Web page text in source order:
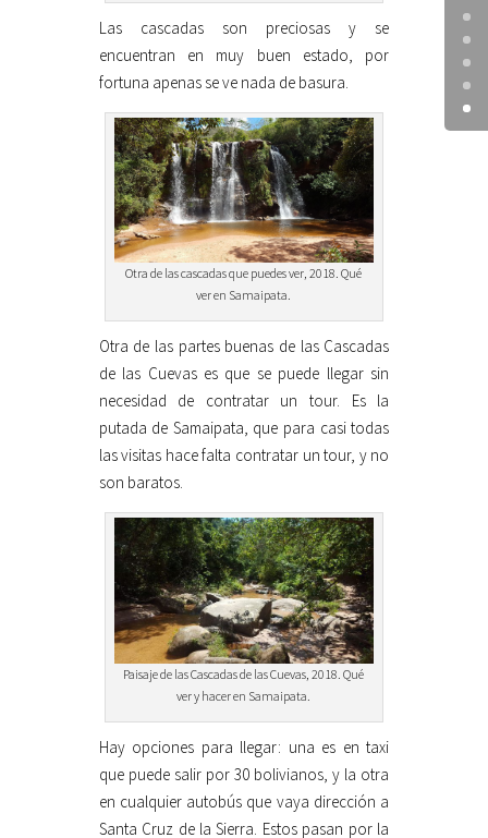
Las cascadas son preciosas y se
encuentran en muy buen estado, por
fortuna apenas se ve nada de basura.
Otra de las cascadas que puedes ver, 2018. Qué
ver en Samaipata.
Otra de las partes buenas de las Cascadas
de las Cuevas es que se puede llegar sin
necesidad de contratar un tour. Es la
putada de Samaipata, que para casi todas
las visitas hace falta contratar un tour, y no
son baratos.
Paisaje de las Cascadas de las Cuevas, 2018. Qué
ver y hacer en Samaipata.
Hay opciones para llegar: una es en taxi
que puede salir por 30 bolivianos, y la otra
en cualquier autobús que vaya dirección a
Santa Cruz de la Sierra. Estos pasan por la